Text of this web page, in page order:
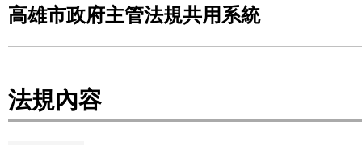
高雄市政府主管法規共用系統
法規內容